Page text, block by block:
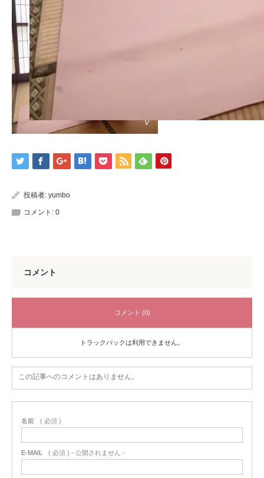
投稿者: yumbo
コメント: 0
コメント
コメント (0)
トラックバックは利用できません。
この記事へのコメントはありません。
名前 ( 必須 )
E-MAIL ( 必須 ) - 公開されません -